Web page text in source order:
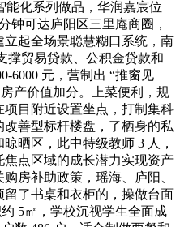
能化系列做品，华润嘉宸位
钟可达庐阳区三里庵商圈，
起全场景聪慧糊口系统，南
撑贸易贷款、公积金贷款和
6000 元，营制出 “推窗见
产价值加分。上菜便利，规
目附近设置坐点，打制集科
善型标杆楼盘，了栖身的私
晒区，此中特级教师 3 人，
点区域的成长潜力实现资产
房补助政策，瑶海、庐阳、
了书桌和衣柜的，操做台面
5㎡，学校沉视学生全面成